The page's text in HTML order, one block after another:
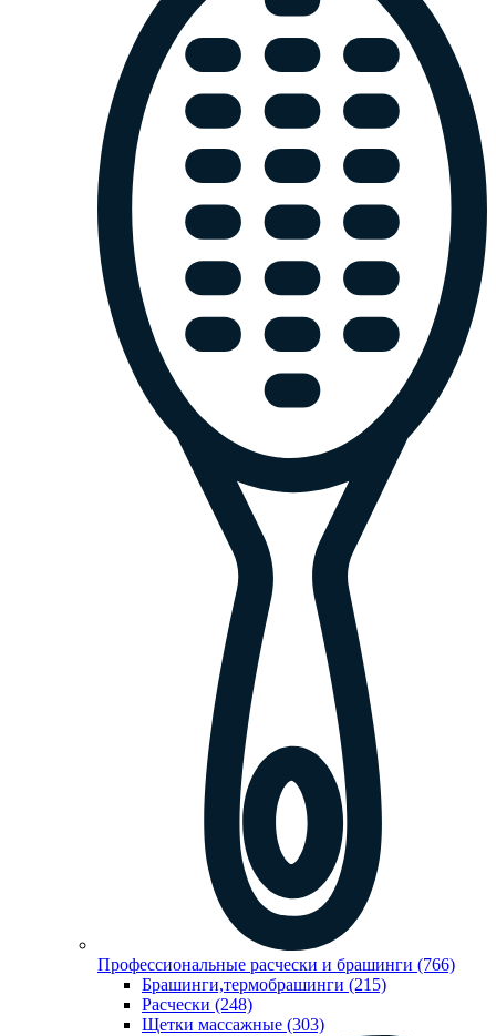
Профессиональные расчески и брашинги (766)
Брашинги,термобрашинги (215)
Расчески (248)
Щетки массажные (303)